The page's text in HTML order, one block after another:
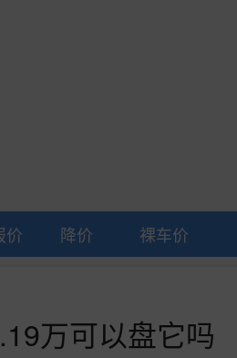
价 降价 裸车价
万可以盘它吗